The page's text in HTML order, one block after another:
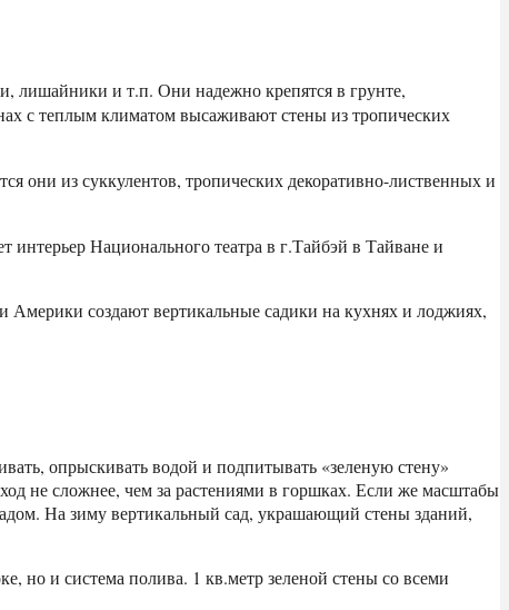
лишайники и т.п. Они надежно крепятся в грунте,
с теплым климатом высаживают стены из тропических
они из суккулентов, тропических декоративно-лиственных и
Национального театра в г.Тайбэй в Тайване и
Америки создают вертикальные садики на кухнях и лоджиях,
опрыскивать водой и подпитывать «зеленую стену»
не сложнее, чем за растениями в горшках. Если же масштабы
На зиму вертикальный сад, украшающий стены зданий,
но и система полива. 1 кв.метр зеленой стены со всеми